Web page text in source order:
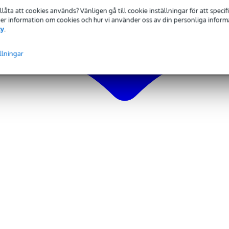
att cookies används? Vänligen gå till cookie inställningar för att
information om cookies och hur vi använder oss av din personliga
.
med EVcoat